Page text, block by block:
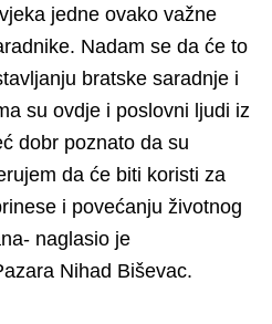
jedne ovako važne
Nadam se da će to
bratske saradnje i
su ovdje i poslovni ljudi iz
dobr poznato da su
da će biti koristi za
i povećanju životnog
naglasio je
Nihad Biševac.